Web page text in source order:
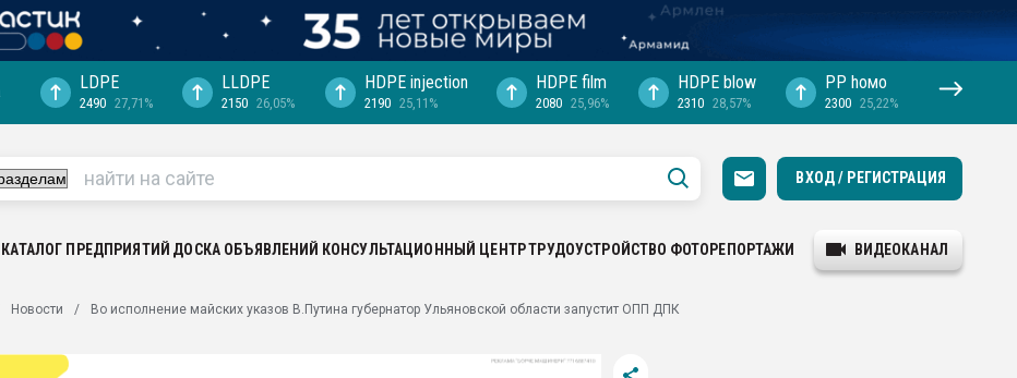
"Ижевскому
машины:
LDPE
2490 27,71%
LLDPE
2150 26,05%
HDPE injection
2190 25,11%
HDPE film
2080 25,96%
HDPE blow
2310 28,57%
PP hомо
2300 25,22%
ВХОД / РЕГИСТРАЦИЯ
КАТАЛОГ ПРЕДПРИЯТИЙ ДОСКА ОБЪЯВЛЕНИЙ КОНСУЛЬТАЦИОННЫЙ ЦЕНТРТРУДОУСТРОЙСТВО ФОТОРЕПОРТАЖИ ВИДЕОКАНАЛ
Новости Во исполнение майских указов В.Путина губернатор Ульяновской области запустит ОПП ДПК